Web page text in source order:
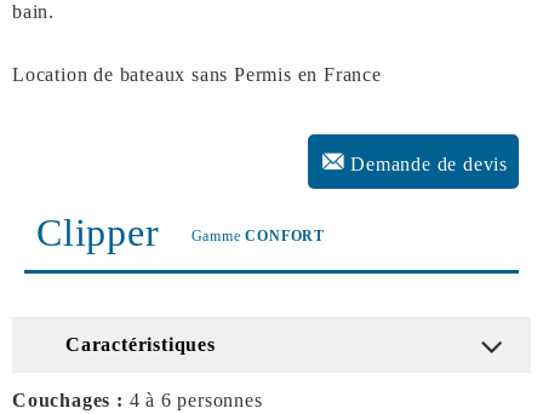
bain.
Location de bateaux sans Permis en France
Demande de devis
Clipper GammeCONFORT
Caractéristiques
Couchages : 4 à 6 personnes